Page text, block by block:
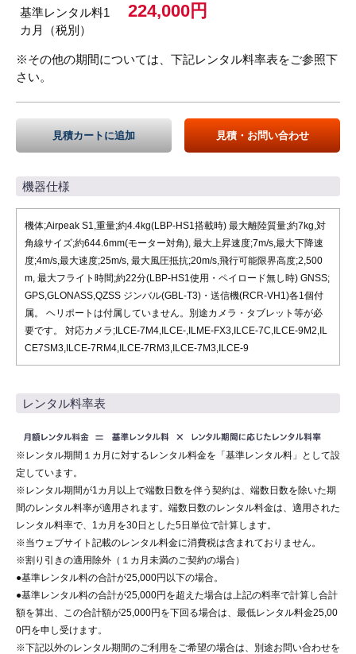
基準レンタル料1
カ月（税別）
224,000円
※その他の期間については、下記レンタル料率表をご参照下
さい。
見積カートに追加 見積・お問い合わせ
機器仕様
機体;Airpeak S1,重量;約4.4kg(LBP-HS1搭載時) 最大離陸質量;約7kg,対
角線サイズ;約644.6mm(モーター対角), 最大上昇速度;7m/s,最大下降速
度;4m/s,最大速度;25m/s, 最大風圧抵抗;20m/s,飛行可能限界高度;2,500
m, 最大フライト時間;約22分(LBP-HS1使用・ペイロード無し時) GNSS;
GPS,GLONASS,QZSS ジンバル(GBL-T3)・送信機(RCR-VH1)各1個付
属。 ヘリポートは付属していません。別途カメラ・タブレット等が必
要です。 対応カメラ;ILCE-7M4,ILCE-,ILME-FX3,ILCE-7C,ILCE-9M2,IL
CE7SM3,ILCE-7RM4,ILCE-7RM3,ILCE-7M3,ILCE-9
レンタル料率表
※レンタル期間１カ月に対するレンタル料金を「基準レンタル料」として設
定しています。
※レンタル期間が1カ月以上で端数日数を伴う契約は、端数日数を除いた期
間のレンタル料率が適用されます。端数日数のレンタル料金は、適用された
レンタル料率で、1カ月を30日とした5日単位で計算します。
※当ウェブサイト記載のレンタル料金に消費税は含まれておりません。
※割り引きの適用除外（１カ月未満のご契約の場合）
●基準レンタル料の合計が25,000円以下の場合。
●基準レンタル料の合計が25,000円を超えた場合は上記の料率で計算し合計
額を算出、この合計額が25,000円を下回る場合は、最低レンタル料金25,00
0円を申し受けます。
※下記以外のレンタル期間のご利用をご希望の場合は、別途お問い合わせを